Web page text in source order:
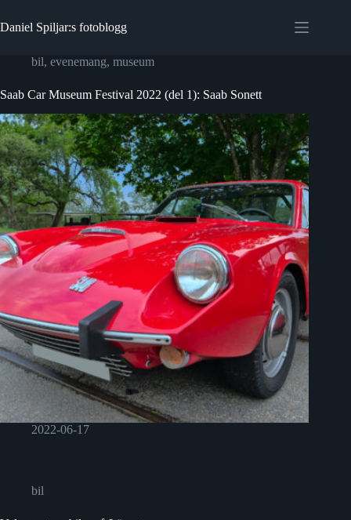
till
innehåll
Daniel Spiljar:s fotoblogg
bil, evenemang, museum
Saab Car Museum Festival 2022 (del 1): Saab Sonett
2022-06-17
bil